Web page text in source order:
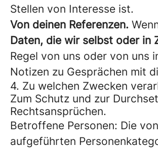
Stellen von Interesse ist.
Von deinen Referenzen.
Daten, die wir selbst oder in
Regel von uns oder von uns
Notizen zu Gesprächen mit
4. Zu welchen Zwecken
Zum Schutz und zur
Rechtsansprüchen.
Betroffene Personen: Die
aufgeführten